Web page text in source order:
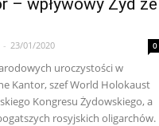
– wpływowy Żyd ze
- 23/01/2020 0
uroczystości w
Kantor, szef World Holokaust
Kongresu Żydowskiego, a
rosyjskich oligarchów.